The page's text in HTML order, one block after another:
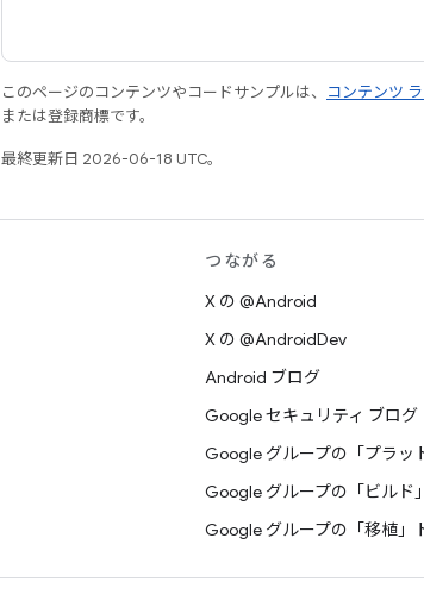
このページのコンテンツやコードサンプルは、 コンテンツ
または登録商標です。
最終更新日 2026-06-18 UTC。
つながる
X の @Android
X の @AndroidDev
Android ブログ
Google セキュリティ ブログ
Google グループの「プラッ
Google グループの「ビルド
Google グループの「移植」